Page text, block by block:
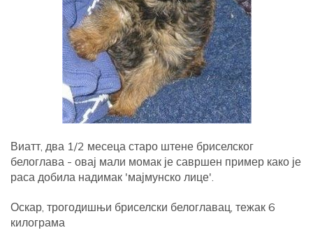
Виатт, два 1/2 месеца старо штене бриселског
белоглава - овај мали момак је савршен пример како је
раса добила надимак 'мајмунско лице'.
Оскар, трогодишњи бриселски белоглавац, тежак 6
килограма